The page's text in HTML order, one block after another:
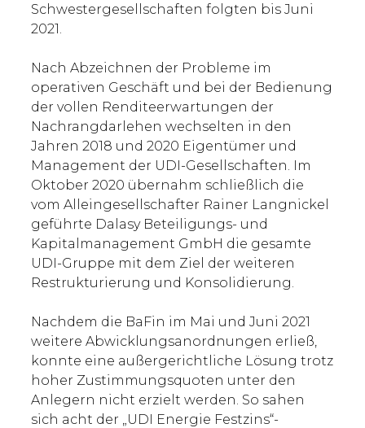
Schwestergesellschaften folgten bis Juni
2021.
Nach Abzeichnen der Probleme im
operativen Geschäft und bei der Bedienung
der vollen Renditeerwartungen der
Nachrangdarlehen wechselten in den
Jahren 2018 und 2020 Eigentümer und
Management der UDI-Gesellschaften. Im
Oktober 2020 übernahm schließlich die
vom Alleingesellschafter Rainer Langnickel
geführte Dalasy Beteiligungs- und
Kapitalmanagement GmbH die gesamte
UDI-Gruppe mit dem Ziel der weiteren
Restrukturierung und Konsolidierung.
Nachdem die BaFin im Mai und Juni 2021
weitere Abwicklungsanordnungen erließ,
konnte eine außergerichtliche Lösung trotz
hoher Zustimmungsquoten unter den
Anlegern nicht erzielt werden. So sahen
sich acht der „UDI Energie Festzins“-